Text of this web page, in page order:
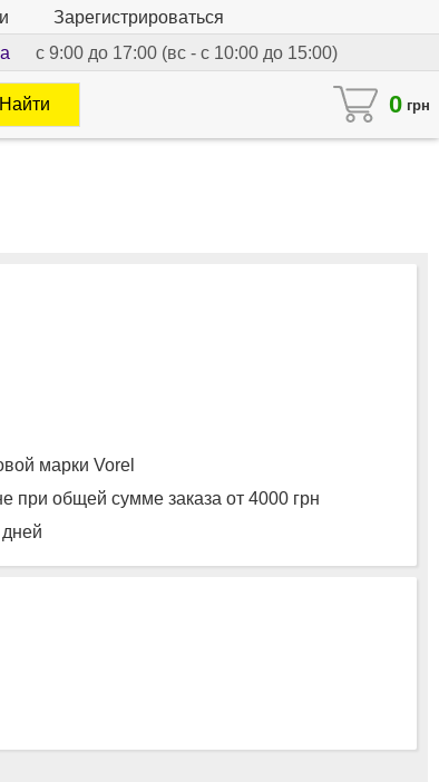
Зарегистрироваться
с 9:00 до 17:00 (вс - с 10:00 до 15:00)
0 грн
Найти
марки Vorel
при общей сумме заказа от 4000 грн